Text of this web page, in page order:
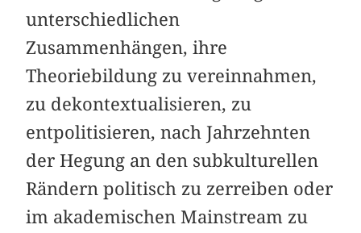
unterschiedlichen
Zusammenhängen, ihre
Theoriebildung zu vereinnahmen,
zu dekontextualisieren, zu
entpolitisieren, nach Jahrzehnten
der Hegung an den subkulturellen
Rändern politisch zu zerreiben oder
im akademischen Mainstream zu